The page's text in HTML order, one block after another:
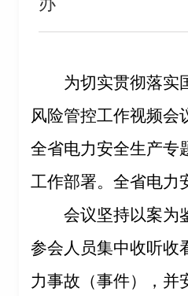
为切实贯彻落实
风险管控工作视频会
全省电力安全生产专
工作部署。全省电力
会议坚持以案为
参会人员集中收听收
力事故（事件），并